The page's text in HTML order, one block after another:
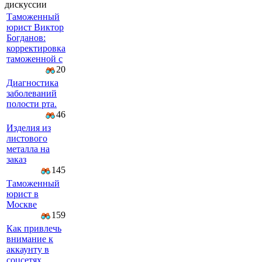
дискуссии
Таможенный
юрист Виктор
Богданов:
корректировка
таможенной с
20
Диагностика
заболеваний
полости рта.
46
Изделия из
листового
металла на
заказ
145
Таможенный
юрист в
Москве
159
Как привлечь
внимание к
аккаунту в
соцсетях